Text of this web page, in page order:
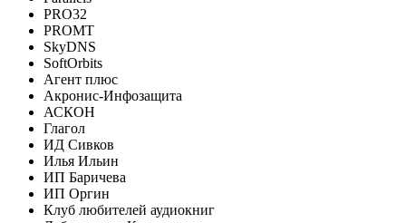
PRO32
PROMT
SkyDNS
SoftOrbits
Агент плюс
Акронис-Инфозащита
АСКОН
Глагол
ИД Сивков
Илья Ильин
ИП Баричева
ИП Оргин
Клуб любителей аудиокниг